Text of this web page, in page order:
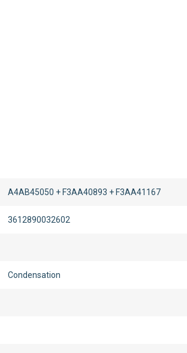
A4AB45050 + F3AA40893 + F3AA41167
3612890032602
Condensation